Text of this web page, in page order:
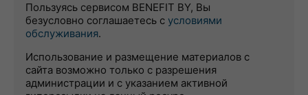
Пользуясь сервисом BENEFIT BY, Вы
безусловно соглашаетесь с условиями
обслуживания.
Использование и размещение материалов с
сайта возможно только с разрешения
администрации и с указанием активной